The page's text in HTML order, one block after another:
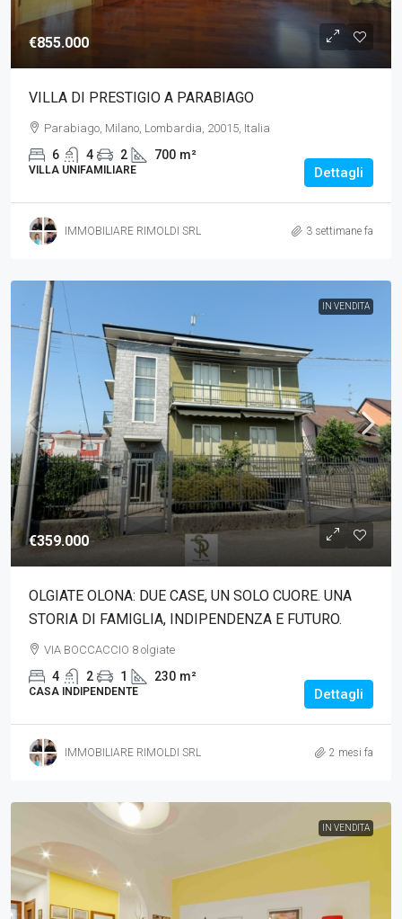
€855.000
VILLA DI PRESTIGIO A PARABIAGO
Parabiago, Milano, Lombardia, 20015, Italia
6 4 2 700 m²
VILLA UNIFAMILIARE Dettagli
IMMOBILIARE RIMOLDI SRL 3 settimane fa
IN VENDITA
€359.000
OLGIATE OLONA: DUE CASE, UN SOLO CUORE. UNA
STORIA DI FAMIGLIA, INDIPENDENZA E FUTURO.
VIA BOCCACCIO 8 olgiate
4 2 1 230 m²
CASA INDIPENDENTE Dettagli
IMMOBILIARE RIMOLDI SRL 2 mesi fa
IN VENDITA